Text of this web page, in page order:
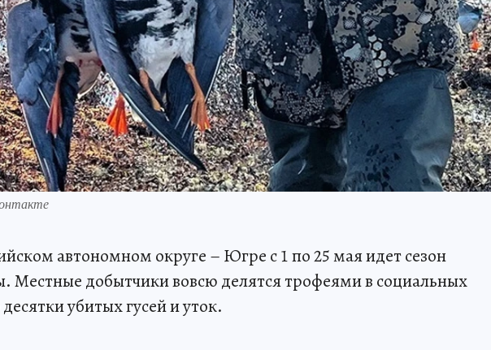
автономном округе – Югре с 1 по 25 мая идет сезон
Местные добытчики вовсю делятся трофеями в социальных
убитых гусей и уток.